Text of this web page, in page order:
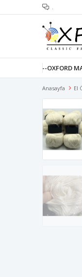
.
--OXFORD
Anasayfa El